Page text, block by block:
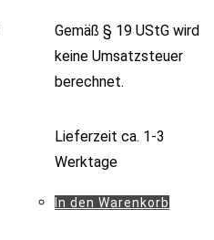
Gemäß § 19 UStG wird
keine Umsatzsteuer
berechnet.
Lieferzeit ca. 1-3
Werktage
In den Warenkorb